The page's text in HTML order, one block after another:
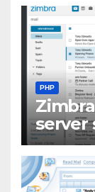
PHP
server